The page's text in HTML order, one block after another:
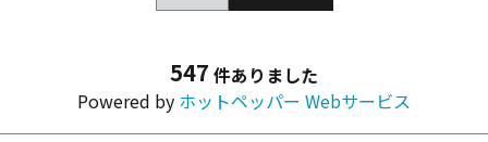
547 件ありました
Powered by ホットペッパー Webサービス